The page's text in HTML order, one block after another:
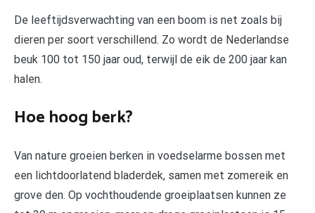
De leeftijdsverwachting van een boom is net zoals bij
dieren per soort verschillend. Zo wordt de Nederlandse
beuk 100 tot 150 jaar oud, terwijl de eik de 200 jaar kan
halen.
Hoe hoog berk?
Van nature groeien berken in voedselarme bossen met
een lichtdoorlatend bladerdek, samen met zomereik en
grove den. Op vochthoudende groeiplaatsen kunnen ze